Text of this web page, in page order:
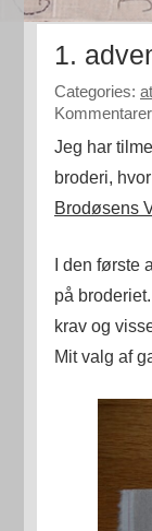
1.
Categories:
Jeg har
broderi,
Brodøsens
I den
på
krav og
Mit valg af